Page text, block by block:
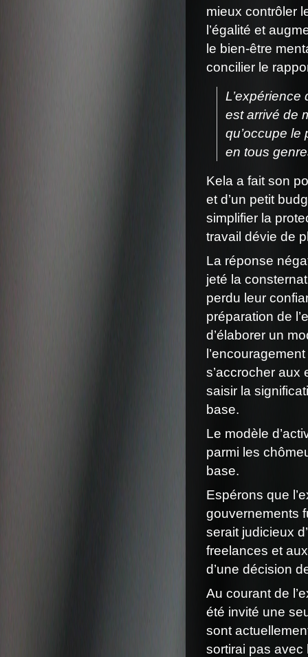
mieux contrôler
l’égalité et
le bien-être
concilier le
est arrivé de
qu’occupe
en tous
Kela a fait son
et d’un petit
simplifier la
travail dévie de
La réponse
jeté la
perdu leur
préparation de
d’élaborer un
s’accrocher aux
saisir la
base.
Le modèle
parmi les
base.
Espérons que
gouvernements
serait judicieux
freelances et
d’une décision
Au courant de
été invité une
sont
sortirai pas avec